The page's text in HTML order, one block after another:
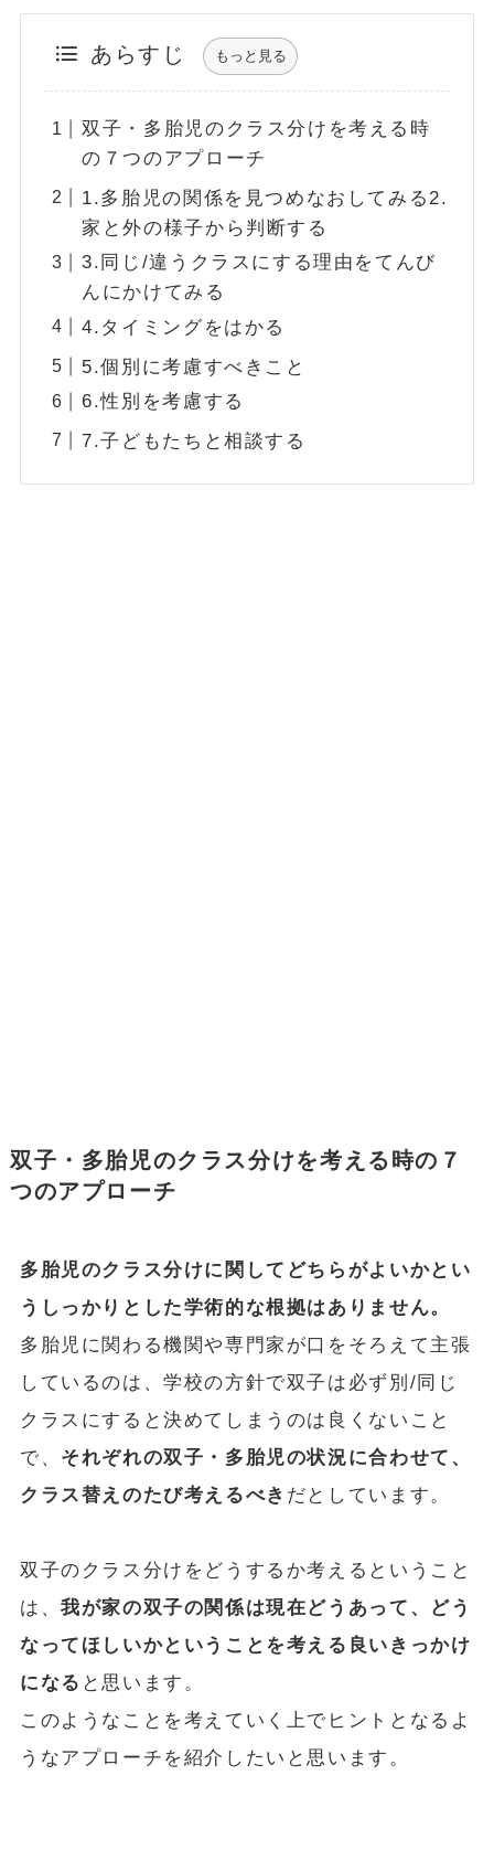
あらすじ もっと見る
双子・多胎児のクラス分けを考える時
の７つのアプローチ
1.多胎児の関係を見つめなおしてみる2.
家と外の様子から判断する
3.同じ/違うクラスにする理由をてんび
んにかけてみる
4.タイミングをはかる
5.個別に考慮すべきこと
6.性別を考慮する
7.子どもたちと相談する
双子・多胎児のクラス分けを考える時の７
つのアプローチ
多胎児のクラス分けに関してどちらがよいかとい
うしっかりとした学術的な根拠はありません。
多胎児に関わる機関や専門家が口をそろえて主張
しているのは、学校の方針で双子は必ず別/同じ
クラスにすると決めてしまうのは良くないこと
で、 それぞれの双子・多胎児の状況に合わせて、
クラス替えのたび考えるべき だとしています。
双子のクラス分けをどうするか考えるということ
は、我が家の双子の関係は現在どうあって、どう
なってほしいかということを考える良いきっかけ
になる と思います。
このようなことを考えていく上でヒントとなるよ
うなアプローチを紹介したいと思います。